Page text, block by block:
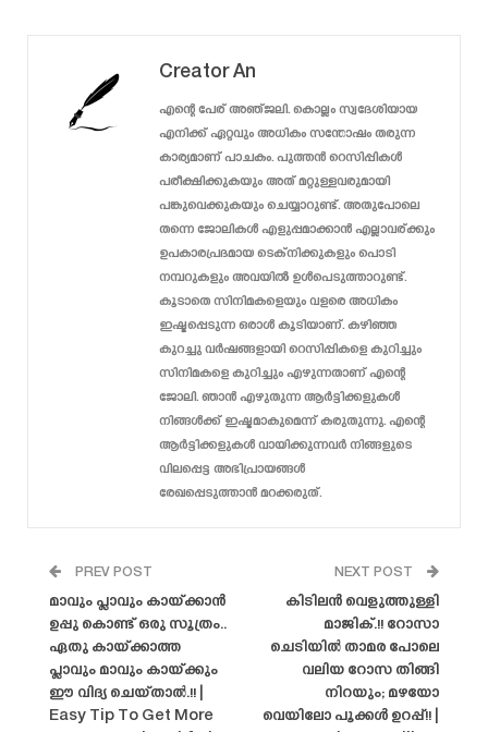
Creator An
എന്റെ പേര് അഞ്ജലി. കൊല്ലം സ്വദേശിയായ
എനിക്ക് ഏറ്റവും അധികം സന്തോഷം തരുന്ന
കാര്യമാണ് പാചകം. പുത്തൻ റെസിപ്പികൾ
പരീക്ഷിക്കുകയും അത് മറ്റുള്ളവരുമായി
പങ്കുവെക്കുകയും ചെയ്യാറുണ്ട്. അതുപോലെ
തന്നെ ജോലികൾ എളുപ്പമാക്കാൻ എല്ലാവര്ക്കും
ഉപകാരപ്രദമായ ടെക്‌നിക്കുകളും പൊടി
നമ്പറുകളും അവയിൽ ഉൾപെടുത്താറുണ്ട്.
കൂടാതെ സിനിമകളെയും വളരെ അധികം
ഇഷ്ടപ്പെടുന്ന ഒരാൾ കൂടിയാണ്. കഴിഞ്ഞ
കുറച്ചു വർഷങ്ങളായി റെസിപ്പികളെ കുറിച്ചും
സിനിമകളെ കുറിച്ചും എഴുന്നതാണ് എന്റെ
ജോലി. ഞാൻ എഴുതുന്ന ആർട്ടിക്കളുകൾ
നിങ്ങൾക്ക് ഇഷ്ടമാകുമെന്ന് കരുതുന്നു. എന്റെ
ആർട്ടിക്കളുകൾ വായിക്കുന്നവർ നിങ്ങളുടെ
വിലപ്പെട്ട അഭിപ്രായങ്ങൾ
രേഖപ്പെടുത്താൻ മറക്കരുത്.
PREV POST
മാവും പ്ലാവും കായ്ക്കാൻ
ഉപ്പു കൊണ്ട് ഒരു സൂത്രം..
ഏതു കായ്ക്കാത്ത
പ്ലാവും മാവും കായ്ക്കും
ഈ വിദ്യ ചെയ്‌താൽ.!! |
Easy Tip To Get More
NEXT POST
കിടിലൻ വെളുത്തുള്ളി
മാജിക്.!! റോസാ
ചെടിയിൽ താമര പോലെ
വലിയ റോസ തിങ്ങി
നിറയും; മഴയോ
വെയിലോ പൂക്കൾ ഉറപ്പ്!! |